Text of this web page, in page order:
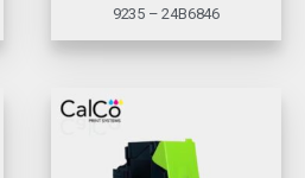
9235 – 24B6846